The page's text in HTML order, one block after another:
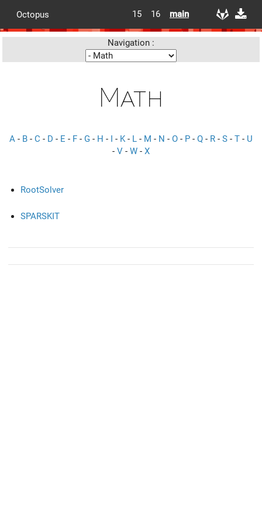
Octopus 15 16 main
Navigation :
Math
A - B - C - D - E - F - G - H - I - K- L - M - N - O - P - Q - R - S - T - U
- V - W - X
RootSolver
SPARSKIT